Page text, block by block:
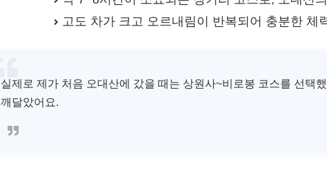
고도 차가 크고 오르내림이 반복되어 충분한 체
실제로 제가 처음 오대산에 갔을 때는 상원사~비로봉 코스를 선택
깨달았어요.